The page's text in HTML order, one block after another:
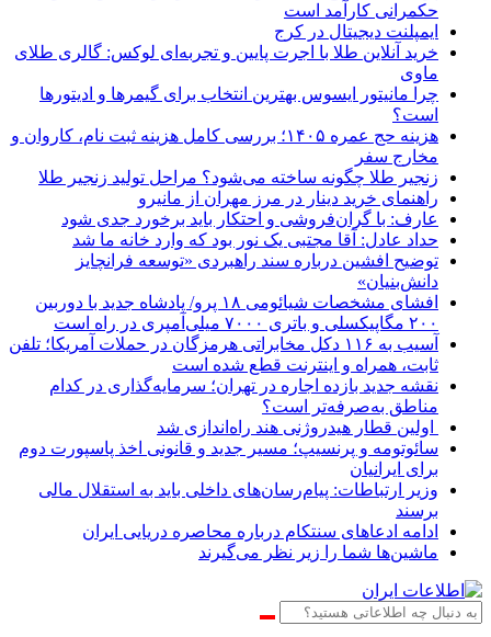
حکمرانی کارآمد است
ایمپلنت دیجیتال در کرج
خرید آنلاین طلا با اجرت پایین و تجربه‌ای لوکس: گالری طلای
ماوی
چرا مانیتور ایسوس بهترین انتخاب برای گیمرها و ادیتورها
است؟
هزینه حج عمره ۱۴۰۵؛ بررسی کامل هزینه ثبت نام، کاروان و
مخارج سفر
زنجیر طلا چگونه ساخته می‌شود؟ مراحل تولید زنجیر طلا
راهنمای خرید دینار در مرز مهران از مانیرو
عارف: با گران‌فروشی و احتکار باید برخورد جدی شود
حداد عادل: آقا مجتبی یک نور بود که وارد خانه ما شد
توضیح افشین درباره سند راهبردی «توسعه فرانچایز
دانش‌بنیان»
افشای مشخصات شیائومی ۱۸ پرو/ پادشاه جدید با دوربین
۲۰۰ مگاپیکسلی و باتری ۷۰۰۰ میلی‌آمپری در راه است
آسیب به ۱۱۶ دکل مخابراتی هرمزگان در حملات آمریکا؛ تلفن
ثابت، همراه و اینترنت ‌قطع شده است
نقشه جدید بازده اجاره در تهران؛ سرمایه‌گذاری در کدام
مناطق به‌صرفه‌تر است؟
اولین قطار هیدروژنی هند راه‌اندازی شد
سائوتومه و پرنسیپ؛ مسیر جدید و قانونی اخذ پاسپورت دوم
برای ایرانیان
وزیر ارتباطات: پیام‌رسان‌های داخلی باید به استقلال مالی
برسند
ادامه ادعاهای سنتکام درباره محاصره دریایی ایران
ماشین‌ها شما را زیر نظر می‌گیرند